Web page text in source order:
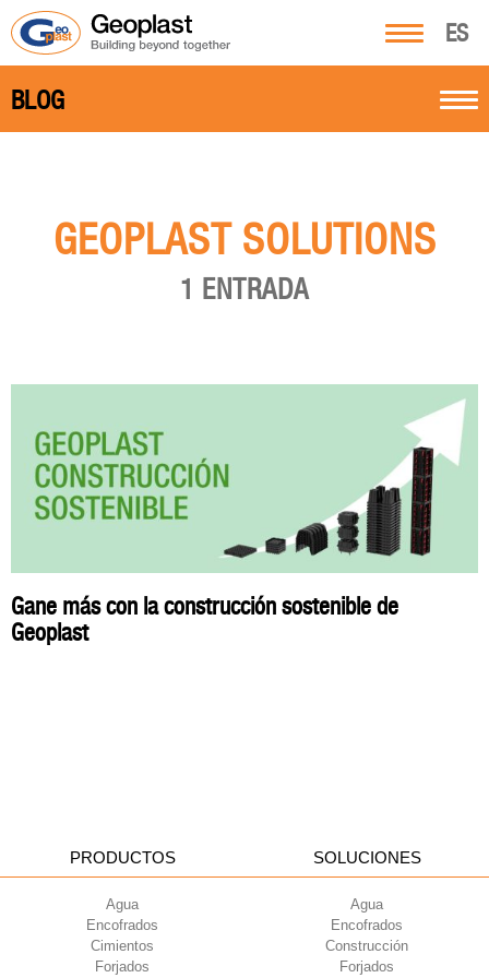
ES
BLOG
GEOPLAST SOLUTIONS
1 ENTRADA
Gane más con la construcción sostenible de
Geoplast
PRODUCTOS
Agua
Encofrados
Cimientos
Forjados
SOLUCIONES
Agua
Encofrados
Construcción
Forjados